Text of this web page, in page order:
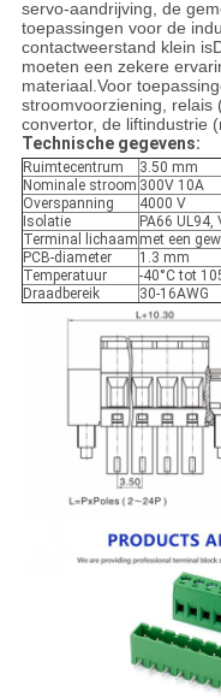
servo-aandrijving, de
toepassingen voor de
contactweerstand klein
moeten een zekere
materiaal.Voor
stroomvoorziening, relais
convertor, de liftindustrie
Technische gegevens:
Ruimtecentrum
3.50 mm
Nominale stroom 300V 10A
Overspanning
4000 V
Isolatie
PA66 UL94,
Terminal lichaam met een
PCB-diameter
1.3 mm
Temperatuur
-40°C tot
Draadbereik
30-16AWG